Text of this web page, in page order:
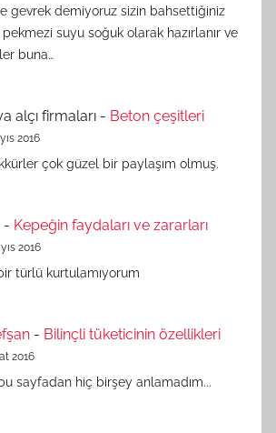
gevrek demiyoruz sizin bahsettiğiniz
suyu soğuk olarak hazırlanır ve
buna…
alçı firmaları - Beton çeşitleri
2016
çok güzel bir paylaşım olmuş.
- Kepeğin faydaları ve zararları
2016
türlü kurtulamıyorum
- Bilinçli tüketicinin özellikleri
2016
sayfadan hiç birşey anlamadım...